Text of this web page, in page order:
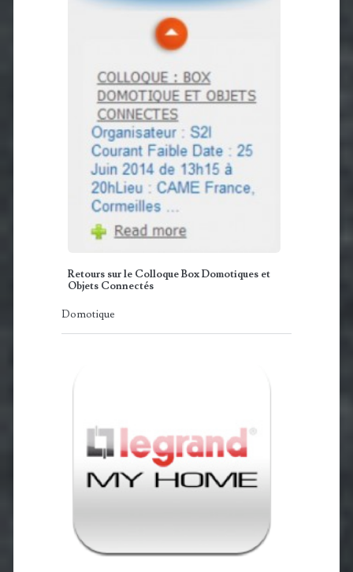
Retours sur le Colloque Box Domotiques et
Objets Connectés
Domotique